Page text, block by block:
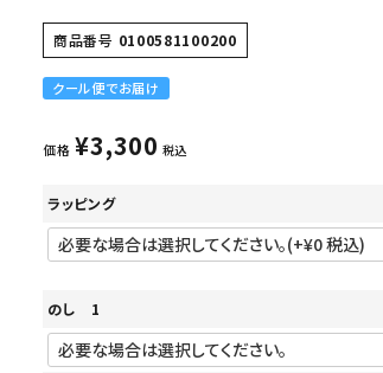
商品番号 0100581100200
クール便でお届け
価格 ¥3,300 税込
ラッピング
のし 1